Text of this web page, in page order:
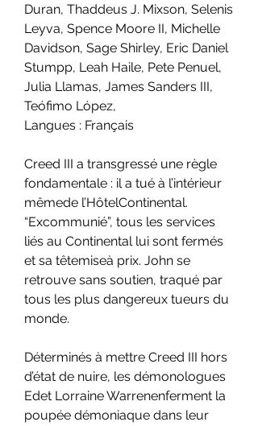
Duran, Thaddeus J. Mixson, Selenis
Leyva, Spence Moore II, Michelle
Davidson, Sage Shirley, Eric Daniel
Stumpp, Leah Haile, Pete Penuel,
Julia Llamas, James Sanders III,
Teófimo López,
Langues : Français
Creed III a transgressé une règle
fondamentale : il a tué à l’intérieur
mêmede l’HôtelContinental.
“Excommunié”, tous les services
liés au Continental lui sont fermés
et sa têtemiseà prix. John se
retrouve sans soutien, traqué par
tous les plus dangereux tueurs du
monde.
Déterminés à mettre Creed III hors
d’état de nuire, les démonologues
Edet Lorraine Warrenenferment la
poupée démoniaque dans leur